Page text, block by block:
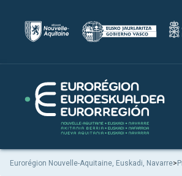
Eurorégion Nouvelle-Aquitaine, Euskadi, Navarre>